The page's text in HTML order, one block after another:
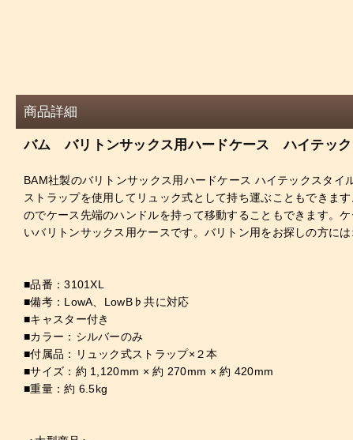
商品詳細
バム バリトンサックス用ハードケース ハイテック
BAM社製のバリトンサックス用ハードケース ハイテックスタ
ストラップを使用してリュック式として持ち運ぶこともできま
のでケース先端のハンドルを持って移動することもできます。
いバリトンサックス用ケースです。バリトン用をお探しの方には
■品番：3101XL
■備考：LowA、LowB♭共に対応
■キャスター付き
■カラー：シルバーのみ
■付属品：リュック式ストラップ×２本
■サイズ：約 1,120mm × 約 270mm × 約 420mm
■重量：約 6.5kg